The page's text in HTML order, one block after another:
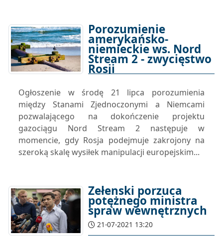
Porozumienie
amerykańsko-
niemieckie ws. Nord
Stream 2 - zwycięstwo
Rosji
Ogłoszenie w środę 21 lipca porozumienia
między Stanami Zjednoczonymi a Niemcami
pozwalającego na dokończenie projektu
gazociągu Nord Stream 2 następuje w
momencie, gdy Rosja podejmuje zakrojony na
szeroką skalę wysiłek manipulacji europejskim...
Zełenski porzuca
potężnego ministra
spraw wewnętrznych
21-07-2021 13:20